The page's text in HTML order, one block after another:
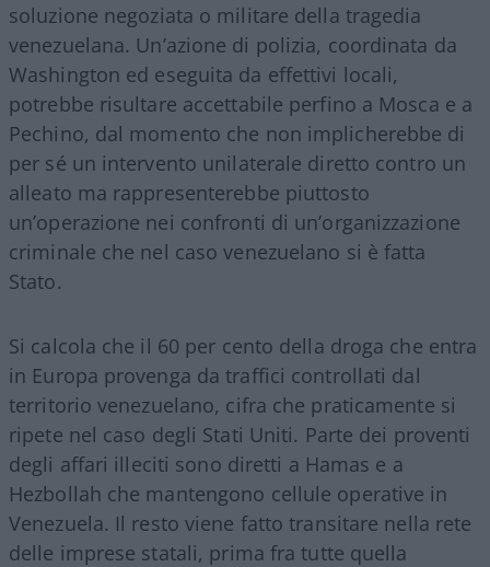
soluzione negoziata o militare della tragedia
venezuelana. Un’azione di polizia, coordinata da
Washington ed eseguita da effettivi locali,
potrebbe risultare accettabile perfino a Mosca e a
Pechino, dal momento che non implicherebbe di
per sé un intervento unilaterale diretto contro un
alleato ma rappresenterebbe piuttosto
un’operazione nei confronti di un’organizzazione
criminale che nel caso venezuelano si è fatta
Stato.
Si calcola che il 60 per cento della droga che entra
in Europa provenga da traffici controllati dal
territorio venezuelano, cifra che praticamente si
ripete nel caso degli Stati Uniti. Parte dei proventi
degli affari illeciti sono diretti a Hamas e a
Hezbollah che mantengono cellule operative in
Venezuela. Il resto viene fatto transitare nella rete
delle imprese statali, prima fra tutte quella